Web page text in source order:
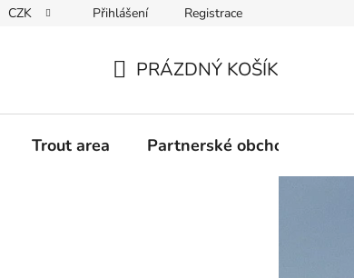
CZK Přihlášení Registrace
KOŠÍK
PRÁZDNÝ KOŠÍK
Trout area Partnerské obchody